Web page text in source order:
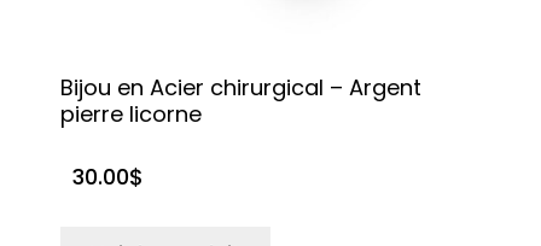
Bijou en Acier chirurgical – Argent
pierre licorne
30.00$